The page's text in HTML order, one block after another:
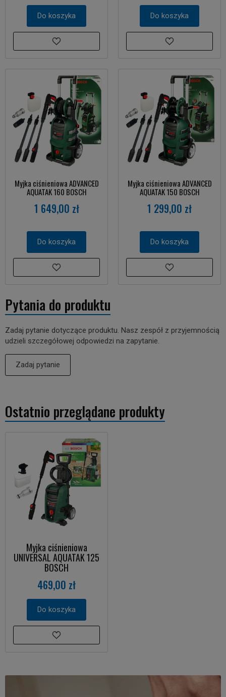
Do koszyka Do koszyka
Myjka ciśnieniowa ADVANCED
AQUATAK 160 BOSCH
1 649,00 zł
Do koszyka
Myjka ciśnieniowa ADVANCED
AQUATAK 150 BOSCH
1 299,00 zł
Do koszyka
Pytania do produktu
Zadaj pytanie dotyczące produktu. Nasz zespół z przyjemnością
udzieli szczegółowej odpowiedzi na zapytanie.
Zadaj pytanie
Ostatnio przeglądane produkty
Myjka ciśnieniowa
UNIVERSAL AQUATAK 125
BOSCH
469,00 zł
Do koszyka